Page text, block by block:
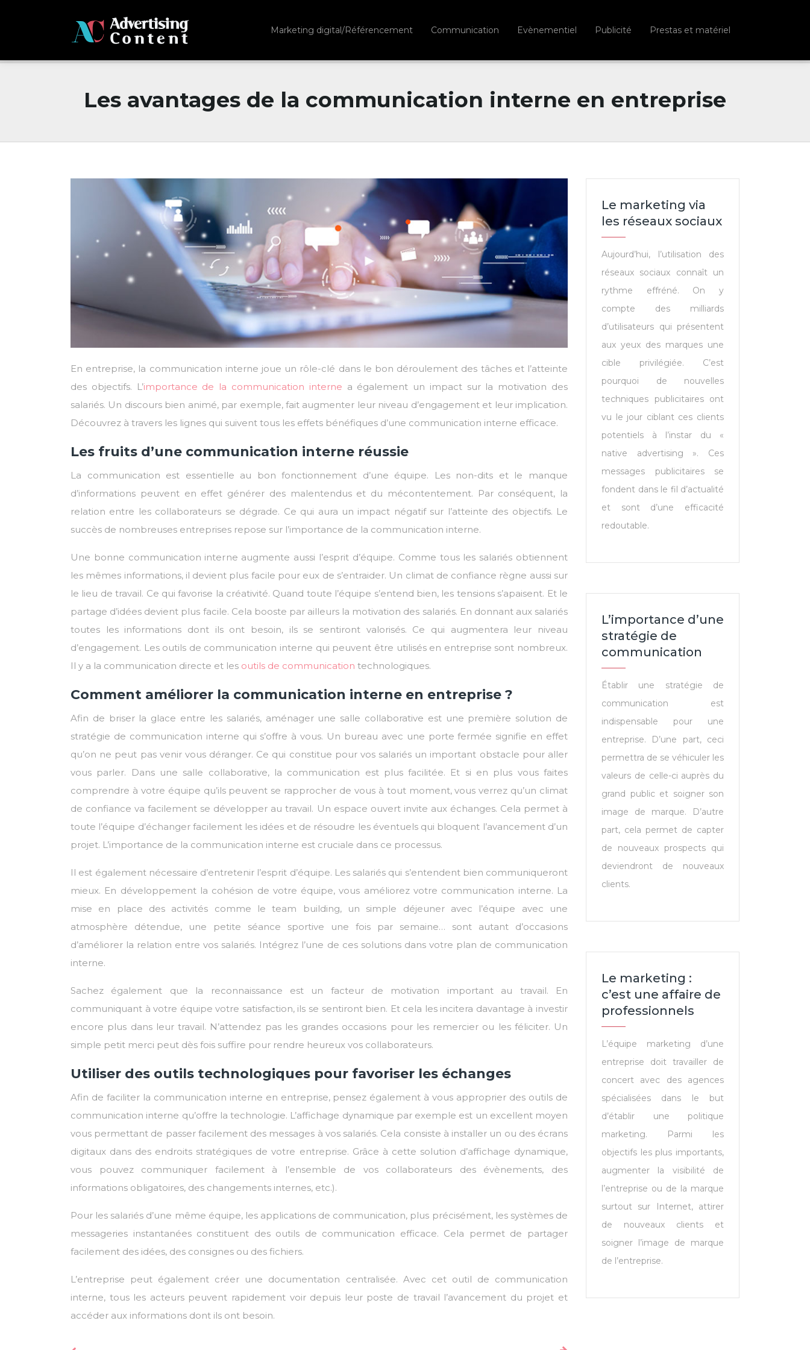
Marketing digital/Référencement Communication Evènementiel Publicité Prestas et matériel
Les avantages de la communication interne en entreprise
En entreprise, la communication interne joue un rôle-clé dans le bon déroulement des tâches et l’atteinte
des objectifs. L’importance de la communication interne a également un impact sur la motivation des
salariés. Un discours bien animé, par exemple, fait augmenter leur niveau d’engagement et leur implication.
Découvrez à travers les lignes qui suivent tous les effets bénéfiques d’une communication interne efficace.
Les fruits d’une communication interne réussie
La communication est essentielle au bon fonctionnement d’une équipe. Les non-dits et le manque
d’informations peuvent en effet générer des malentendus et du mécontentement. Par conséquent, la
relation entre les collaborateurs se dégrade. Ce qui aura un impact négatif sur l’atteinte des objectifs. Le
succès de nombreuses entreprises repose sur l’importance de la communication interne.
Une bonne communication interne augmente aussi l’esprit d’équipe. Comme tous les salariés obtiennent
les mêmes informations, il devient plus facile pour eux de s’entraider. Un climat de confiance règne aussi sur
le lieu de travail. Ce qui favorise la créativité. Quand toute l’équipe s’entend bien, les tensions s’apaisent. Et le
partage d’idées devient plus facile. Cela booste par ailleurs la motivation des salariés. En donnant aux salariés
toutes les informations dont ils ont besoin, ils se sentiront valorisés. Ce qui augmentera leur niveau
d’engagement. Les outils de communication interne qui peuvent être utilisés en entreprise sont nombreux.
Il y a la communication directe et les outils de communication technologiques.
Comment améliorer la communication interne en entreprise ?
Afin de briser la glace entre les salariés, aménager une salle collaborative est une première solution de
stratégie de communication interne qui s’offre à vous. Un bureau avec une porte fermée signifie en effet
qu’on ne peut pas venir vous déranger. Ce qui constitue pour vos salariés un important obstacle pour aller
vous parler. Dans une salle collaborative, la communication est plus facilitée. Et si en plus vous faites
comprendre à votre équipe qu’ils peuvent se rapprocher de vous à tout moment, vous verrez qu’un climat
de confiance va facilement se développer au travail. Un espace ouvert invite aux échanges. Cela permet à
toute l’équipe d’échanger facilement les idées et de résoudre les éventuels qui bloquent l’avancement d’un
projet. L’importance de la communication interne est cruciale dans ce processus.
Il est également nécessaire d’entretenir l’esprit d’équipe. Les salariés qui s’entendent bien communiqueront
mieux. En développement la cohésion de votre équipe, vous améliorez votre communication interne. La
mise en place des activités comme le team building, un simple déjeuner avec l’équipe avec une
atmosphère détendue, une petite séance sportive une fois par semaine… sont autant d’occasions
d’améliorer la relation entre vos salariés. Intégrez l’une de ces solutions dans votre plan de communication
interne.
Sachez également que la reconnaissance est un facteur de motivation important au travail. En
communiquant à votre équipe votre satisfaction, ils se sentiront bien. Et cela les incitera davantage à investir
encore plus dans leur travail. N’attendez pas les grandes occasions pour les remercier ou les féliciter. Un
simple petit merci peut dès fois suffire pour rendre heureux vos collaborateurs.
Utiliser des outils technologiques pour favoriser les échanges
Afin de faciliter la communication interne en entreprise, pensez également à vous approprier des outils de
communication interne qu’offre la technologie. L’affichage dynamique par exemple est un excellent moyen
vous permettant de passer facilement des messages à vos salariés. Cela consiste à installer un ou des écrans
digitaux dans des endroits stratégiques de votre entreprise. Grâce à cette solution d’affichage dynamique,
vous pouvez communiquer facilement à l’ensemble de vos collaborateurs des évènements, des
informations obligatoires, des changements internes, etc.).
Pour les salariés d’une même équipe, les applications de communication, plus précisément, les systèmes de
messageries instantanées constituent des outils de communication efficace. Cela permet de partager
facilement des idées, des consignes ou des fichiers.
L’entreprise peut également créer une documentation centralisée. Avec cet outil de communication
interne, tous les acteurs peuvent rapidement voir depuis leur poste de travail l’avancement du projet et
accéder aux informations dont ils ont besoin.
Le marketing via
les réseaux sociaux
Aujourd’hui, l’utilisation des
réseaux sociaux connaît un
rythme effréné. On y
compte des milliards
d’utilisateurs qui présentent
aux yeux des marques une
cible privilégiée. C’est
pourquoi de nouvelles
techniques publicitaires ont
vu le jour ciblant ces clients
potentiels à l’instar du «
native advertising ». Ces
messages publicitaires se
fondent dans le fil d’actualité
et sont d’une efficacité
redoutable.
L’importance d’une
stratégie de
communication
Établir une stratégie de
communication est
indispensable pour une
entreprise. D’une part, ceci
permettra de se véhiculer les
valeurs de celle-ci auprès du
grand public et soigner son
image de marque. D’autre
part, cela permet de capter
de nouveaux prospects qui
deviendront de nouveaux
clients.
Le marketing :
c’est une affaire de
professionnels
L’équipe marketing d’une
entreprise doit travailler de
concert avec des agences
spécialisées dans le but
d’établir une politique
marketing. Parmi les
objectifs les plus importants,
augmenter la visibilité de
l’entreprise ou de la marque
surtout sur Internet, attirer
de nouveaux clients et
soigner l’image de marque
de l’entreprise.